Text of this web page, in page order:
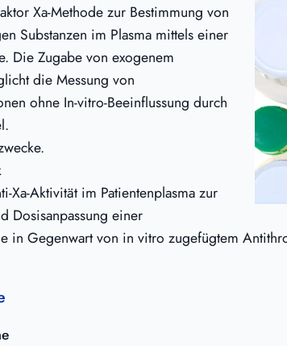
Xa-Methode zur Bestimmung von
Substanzen im Plasma mittels einer
Die Zugabe von exogenem
die Messung von
ohne In-vitro-Beeinflussung durch
Xa-Aktivität im Patientenplasma zur
Dosisanpassung einer
in Gegenwart von in vitro zugefügtem